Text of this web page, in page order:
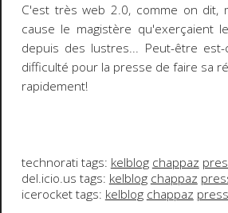
C'est trèsweb 2.0, comme on dit,
cause le magistère qu'exerçaient
depuis des lustres... Peut-être
difficulté pour la presse de faire sa
rapidement!
technorati tags: kelblog chappaz
del.icio.us tags: kelblog chappaz
icerocket tags: kelblog chappaz